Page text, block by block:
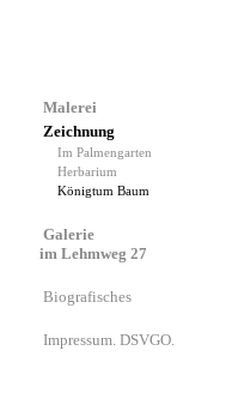
Malerei
Zeichnung
Im Palmengarten
Herbarium
Königtum Baum
Galerie
im Lehmweg 27
Biografisches
Impressum. DSVGO.